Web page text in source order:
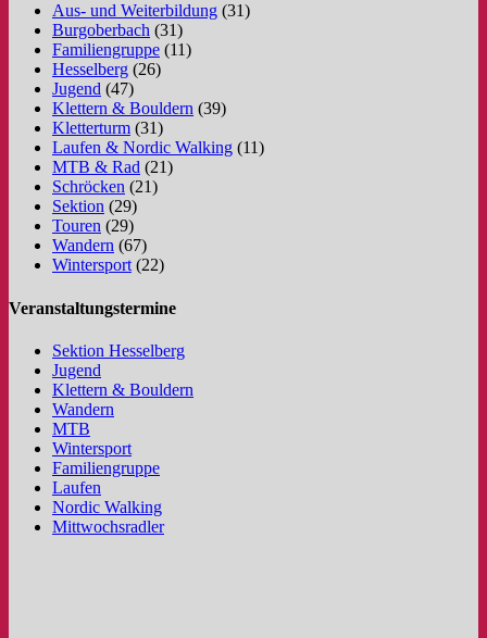
Aus- und Weiterbildung (31)
Burgoberbach (31)
Familiengruppe (11)
Hesselberg (26)
Jugend (47)
Klettern & Bouldern (39)
Kletterturm (31)
Laufen & Nordic Walking (11)
MTB & Rad (21)
Schröcken (21)
Sektion (29)
Touren (29)
Wandern (67)
Wintersport(22)
Veranstaltungstermine
Sektion Hesselberg
Jugend
Klettern & Bouldern
Wandern
MTB
Wintersport
Familiengruppe
Laufen
Nordic Walking
Mittwochsradler